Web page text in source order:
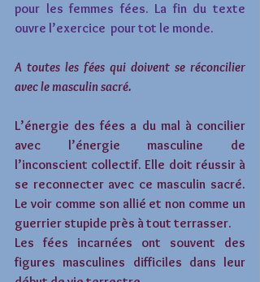
pour les femmes fées. La fin du texte
ouvre l’exercice  pour tot le monde.
A toutes les fées qui doivent se réconcilier
avec le masculin sacré.
L’énergie des fées a du mal à concilier
avec l’énergie masculine de
l’inconscient collectif. Elle doit réussir à
se reconnecter avec ce masculin sacré.
Le voir comme son allié et non comme un
guerrier stupide près à tout terrasser.
Les fées incarnées ont souvent des
figures masculines difficiles dans leur